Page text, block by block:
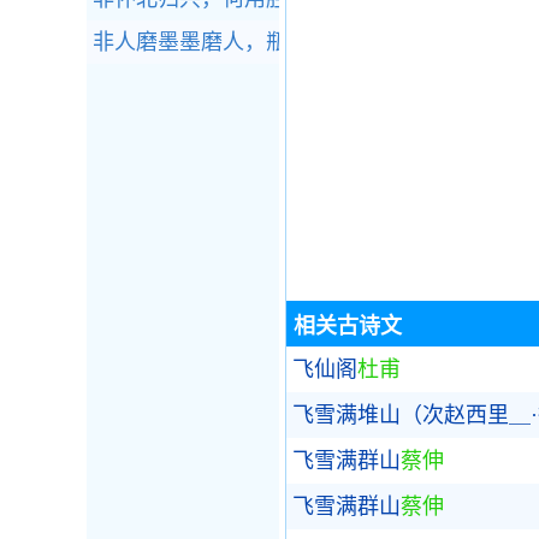
相关古诗文
飞仙阁杜甫
飞雪满堆山（次赵西里＿
飞雪满群山蔡伸
飞雪满群山蔡伸
非人磨墨墨磨人，瓶应未罄罍先耻。全诗赏析